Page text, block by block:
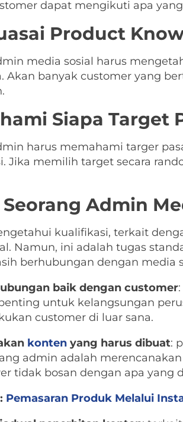
dapat mengikuti apa
Product
media sosial harus
Akan banyak customer yang
Siapa Target
harus memahami targer
Jika memilih target secara
Admin
kualifikasi, terkait
Namun, ini adalah tugas
berhubungan dengan media
baik dengan customer
untuk kelangsungan
customer di luar sana.
konten yang harus dibuat:
admin adalah
tidak bosan dengan apa yang
Pemasaran Produk Melalui